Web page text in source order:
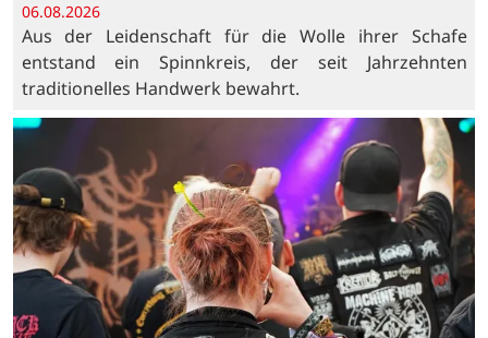
06.08.2026
Aus der Leidenschaft für die Wolle ihrer Schafe
entstand ein Spinnkreis, der seit Jahrzehnten
traditionelles Handwerk bewahrt.